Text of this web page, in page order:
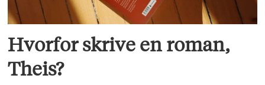
Hvorfor skrive en roman,
Theis?